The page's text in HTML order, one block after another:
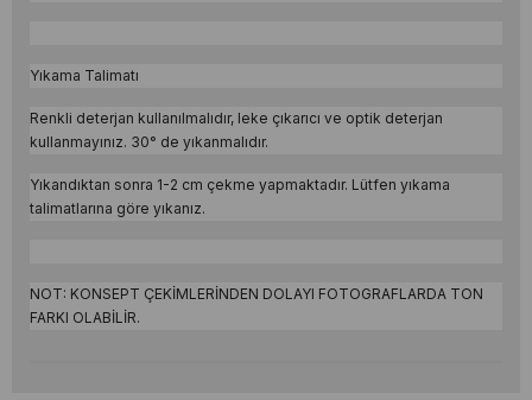
Yıkama Talimatı
Renkli deterjan kullanılmalıdır, leke çıkarıcı ve optik deterjan
kullanmayınız. 30° de yıkanmalıdır.
Yıkandıktan sonra 1-2 cm çekme yapmaktadır. Lütfen yıkama
talimatlarına göre yıkanız.
NOT: KONSEPT ÇEKİMLERİNDEN DOLAYI FOTOGRAFLARDA TON
FARKI OLABİLİR.